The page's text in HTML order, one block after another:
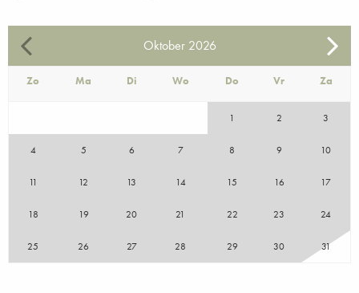
Oktober 2026
Zo Ma Di Wo Do Vr Za
1 2 3
4 5 6 7 8 9 10
11 12 13 14 15 16 17
18 19 20 21 22 23 24
25 26 27 28 29 30 31